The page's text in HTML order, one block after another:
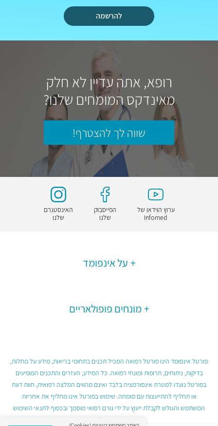
להרשמה
רופא, אתה עדיין לא חלק
מאינדקס המומחים שלנו?
שווה לך להצטרף!
ערוץ הוידאו של
Infomed
הפייסבוק
שלנו
האינסטגרם
שלנו
על אינפומד
מונחים פופולאריים
פורטל אינפומד הינו פורטל רפואה המכיל תכנים בתחומי בריאות, מידע על מחלות,
בדיקות, ניתוחים, תרופות ומונחי רפואה. כל המידע, העזרים והתכנים המופיעים
בפורטל נועדו למטרת אינפורמציה בלבד ואינם מהווים המלצה רפואית, חוות דעת
או תחליף להתייעצות עם מומחה. שימוש בפורטל אינו מחליף את אחריות
המשתמש והגולש לקבלת ייעוץ על ידי גורם רפואי מוסמך ובכפוף לתנאי השימוש
בפורטל.